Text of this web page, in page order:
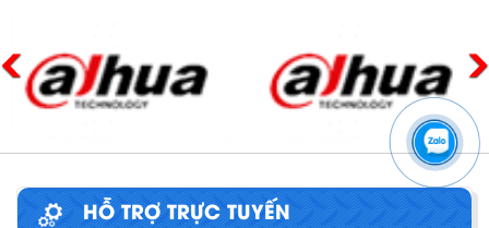
HỖ TRỢ TRỰC TUYẾN